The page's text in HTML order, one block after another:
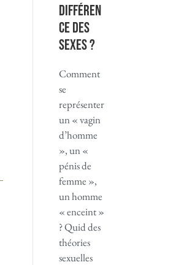
différen
ce des
sexes ?
Comment
se
représenter
un « vagin
d’homme
», un «
pénis de
femme »,
un homme
« enceint »
? Quid des
théories
sexuelles